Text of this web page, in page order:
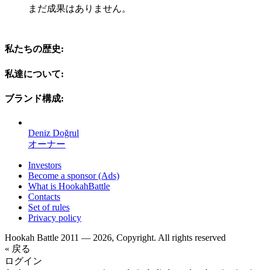
まだ成果はありません。
私たちの歴史:
私達について:
ブランド構成:
Deniz Doğrul
オーナー
Investors
Become a sponsor (Ads)
What is HookahBattle
Contacts
Set of rules
Privacy policy
Hookah Battle 2011 — 2026, Copyright. All rights reserved
« 戻る
ログイン